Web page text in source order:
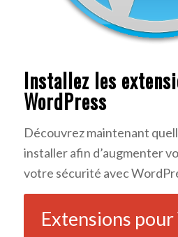
Installez les
WordPress
Découvrez maintenant
installer afin d’augmenter
votre sécurité avec
Extensions